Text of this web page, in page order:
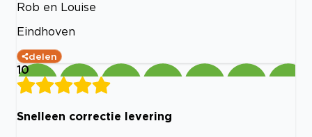
Rob en Louise
Eindhoven
delen
10
Snelleen correctie levering